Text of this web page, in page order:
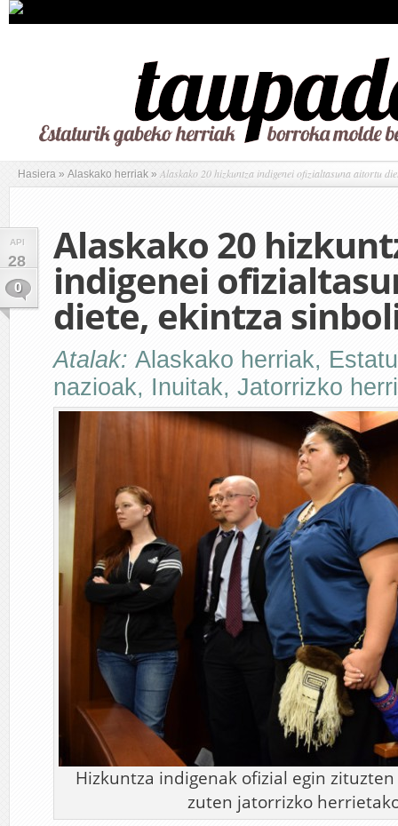
Hasiera » Alaskako herriak » Alaskako 20 hizkuntza indigenei ofizialtasuna aitortu
API
28
0
Alaskako 20
indigenei
diete, ekintza
Atalak: Alaskako herriak,
nazioak, Inuitak, Jatorrizko
Hizkuntza indigenak ofizial egin
zuten jatorrizko